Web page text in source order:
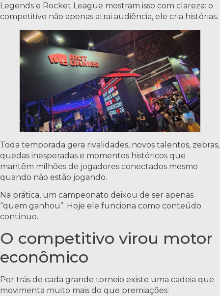
Legends e Rocket League mostram isso com clareza: o
competitivo não apenas atrai audiência, ele cria histórias.
Toda temporada gera rivalidades, novos talentos, zebras,
quedas inesperadas e momentos históricos que
mantêm milhões de jogadores conectados mesmo
quando não estão jogando.
Na prática, um campeonato deixou de ser apenas
“quem ganhou”. Hoje ele funciona como conteúdo
contínuo.
O competitivo virou motor
econômico
Por trás de cada grande torneio existe uma cadeia que
movimenta muito mais do que premiações: